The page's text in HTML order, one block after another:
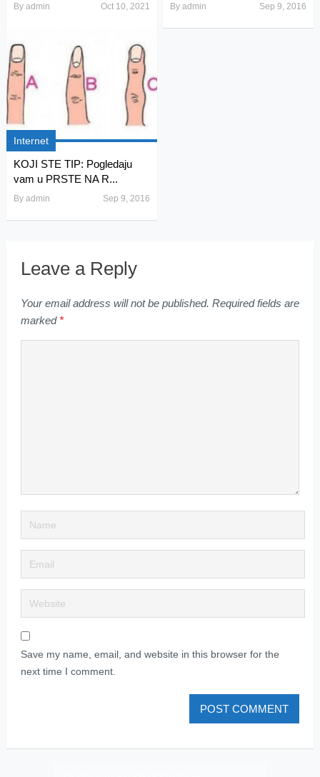
By admin Oct 10, 2021 Byadmin Sep 9, 2016
Internet
KOJI STE TIP: Pogledaju
vam u PRSTE NA R...
By admin Sep 9, 2016
Leave a Reply
Your email address will not be published. Required fields are
marked *
Save my name, email, and website in this browser for the
next time I comment.